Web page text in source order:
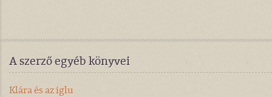
A szerző egyéb könyvei
Klára és az iglu